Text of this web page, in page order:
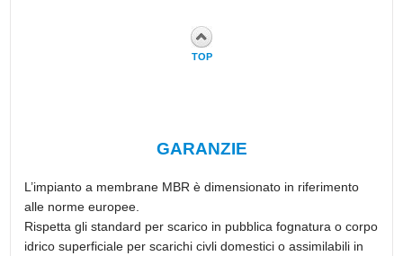
TOP
GARANZIE
L’impianto a membrane MBR è dimensionato in riferimento
alle norme europee.
Rispetta gli standard per scarico in pubblica fognatura o corpo
idrico superficiale per scarichi civli domestici o assimilabili in